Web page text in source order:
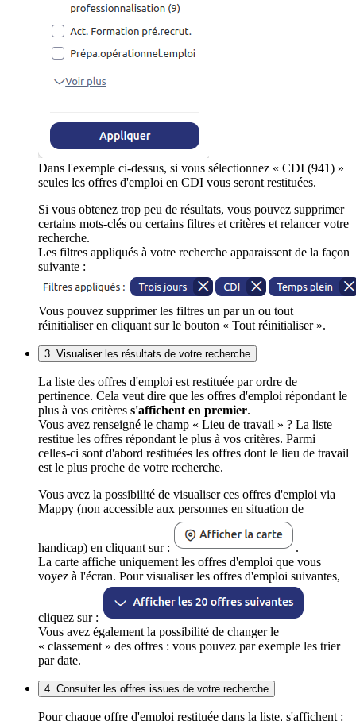
Dans l'exemple ci-dessus, si vous sélectionnez « CDI (941) »
seules les offres d'emploi en CDI vous seront restituées.
Si vous obtenez trop peu de résultats, vous pouvez supprimer
certains mots-clés ou certains filtres et critères et relancer votre
recherche.
Les filtres appliqués à votre recherche apparaissent de la façon
suivante :
Vous pouvez supprimer les filtres un par un ou tout
réinitialiser en cliquant sur le bouton « Tout réinitialiser ».
3. Visualiser les résultats de votre recherche
La liste des offres d'emploi est restituée par ordre de
pertinence. Cela veut dire que les offres d'emploi répondant le
plus à vos critères s'affichent en premier.
Vous avez renseigné le champ « Lieu de travail » ? La liste
restitue les offres répondant le plus à vos critères. Parmi
celles-ci sont d'abord restituées les offres dont le lieu de travail
est le plus proche de votre recherche.
Vous avez la possibilité de visualiser ces offres d'emploi via
Mappy (non accessible aux personnes en situation de
handicap) en cliquant sur :
.
La carte affiche uniquement les offres d'emploi que vous
voyez à l'écran. Pour visualiser les offres d'emploi suivantes,
cliquez sur :
Vous avez également la possibilité de changer le
« classement » des offres : vous pouvez par exemple les trier
par date.
4. Consulter les offres issues de votre recherche
Pour chaque offre d'emploi restituée dans la liste, s'affichent :